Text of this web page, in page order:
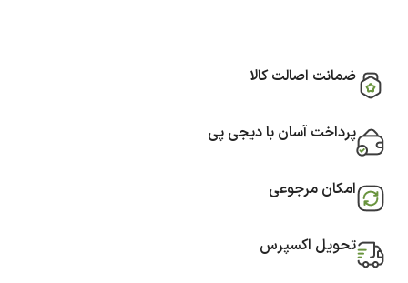
ضمانت اصالت کالا
پرداخت آسان با دیجی پی
امکان مرجوعی
تحویل اکسپرس